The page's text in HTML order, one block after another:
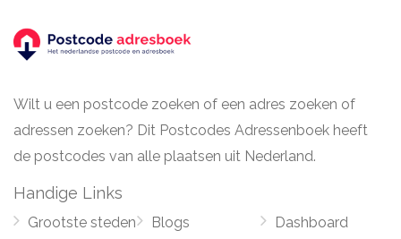
Wilt u een postcode zoeken of een adres zoeken of
adressen zoeken? Dit Postcodes Adressenboek heeft
de postcodes van alle plaatsen uit Nederland.
Handige Links
Grootste steden
Blogs
Dashboard